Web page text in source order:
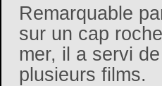
Remarquable
sur un cap
mer, il a servi
plusieurs films.